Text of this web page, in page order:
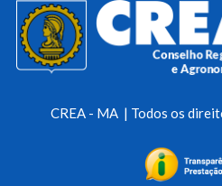
CREA - MA | Todos os